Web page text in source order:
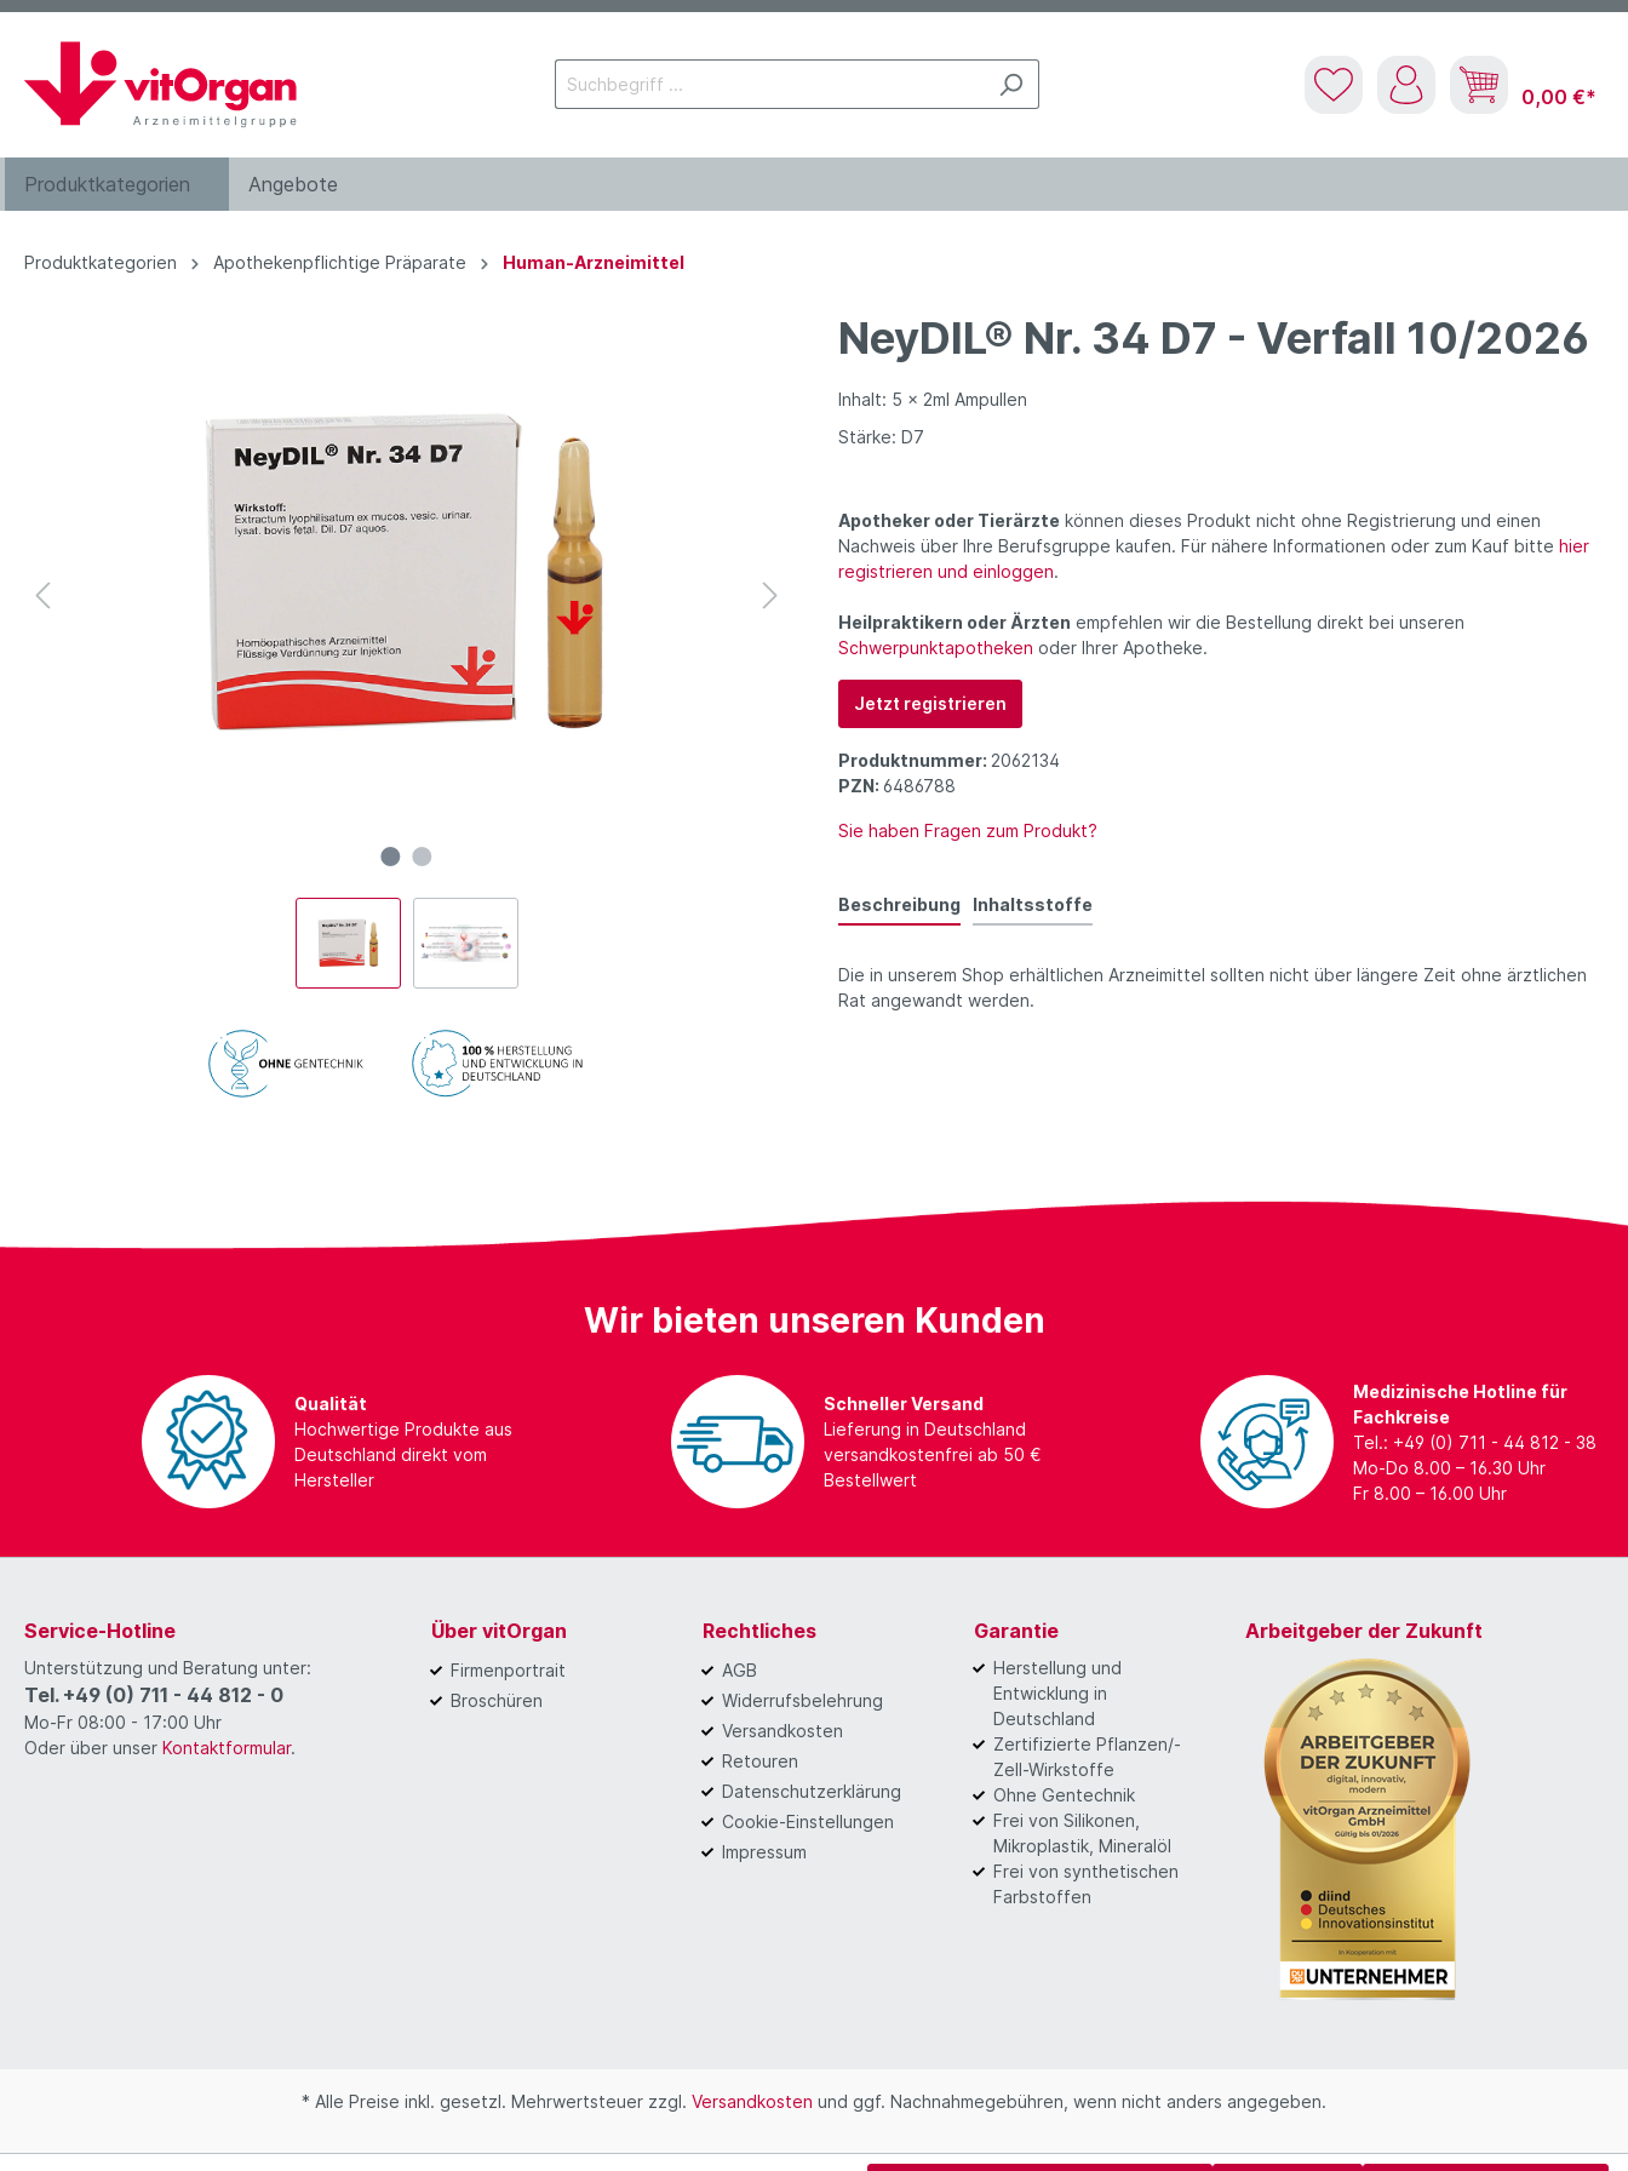
0,00 €*
Produktkategorien
Nahrungsergänzung
Human-Arzneimittel
Angebote
Produktkategorien Apothekenpflichtige Präparate Human-Arzneimittel
NeyDIL® Nr. 34 D7 - Verfall 10/2026
Inhalt: 5 x 2ml Ampullen
Stärke: D7
Apotheker oder Tierärzte können dieses Produkt nicht ohne Registrierung und einen
Nachweis über Ihre Berufsgruppe kaufen. Für nähere Informationen oder zum Kauf bitte hier
registrieren und einloggen.
Heilpraktikern oder Ärzten empfehlen wir die Bestellung direkt bei unseren
Schwerpunktapotheken oder Ihrer Apotheke.
Jetzt registrieren
Produktnummer: 2062134
PZN: 6486788
Sie haben Fragen zum Produkt?
Beschreibung Inhaltsstoffe
Die in unserem Shop erhältlichen Arzneimittel sollten nicht über längere Zeit ohne ärztlichen
Rat angewandt werden.
Wir bieten unseren Kunden
Qualität
Hochwertige Produkte aus
Deutschland direkt vom
Hersteller
Schneller Versand
Lieferung in Deutschland
versandkostenfrei ab 50 €
Bestellwert
Medizinische Hotline für
Fachkreise
Tel.: +49 (0) 711 - 44 812 - 38
Mo-Do 8.00 – 16.30 Uhr
Fr 8.00 – 16.00 Uhr
Service-Hotline
Unterstützung und Beratung unter:
Tel. +49 (0) 711 - 44 812 - 0
Mo-Fr 08:00 - 17:00 Uhr
Oder über unser Kontaktformular.
Über vitOrgan
Firmenportrait
Broschüren
Rechtliches
AGB
Widerrufsbelehrung
Versandkosten
Retouren
Datenschutzerklärung
Cookie-Einstellungen
Impressum
Garantie
Herstellung und
Entwicklung in
Deutschland
Zertifizierte Pflanzen/-
Zell-Wirkstoffe
Ohne Gentechnik
Frei von Silikonen,
Mikroplastik, Mineralöl
Frei von synthetischen
Farbstoffen
Arbeitgeber der Zukunft
* Alle Preise inkl. gesetzl. Mehrwertsteuer zzgl. Versandkosten und ggf. Nachnahmegebühren, wenn nicht anders angegeben.